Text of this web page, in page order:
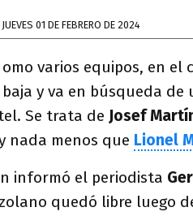
JUEVES 01 DE FEBRERO DE 2024
omo varios equipos, en el
baja y va en búsqueda
Se trata de Josef
nada menos que Lionel
informó el periodista
quedó libre luego